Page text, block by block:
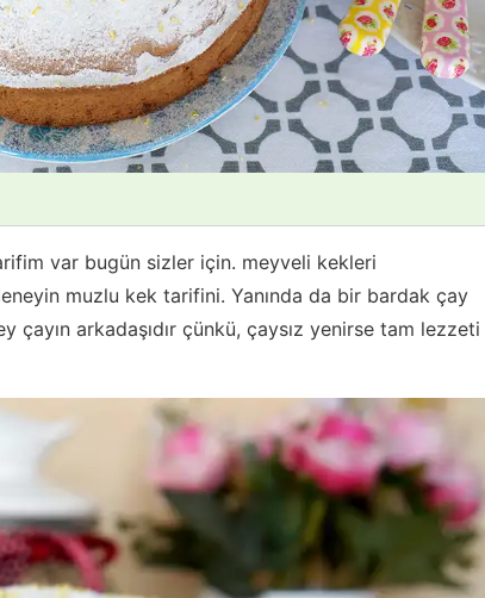
var bugün sizler için. meyveli kekleri
muzlu kek tarifini. Yanında da bir bardak çay
arkadaşıdır çünkü, çaysız yenirse tam lezzeti